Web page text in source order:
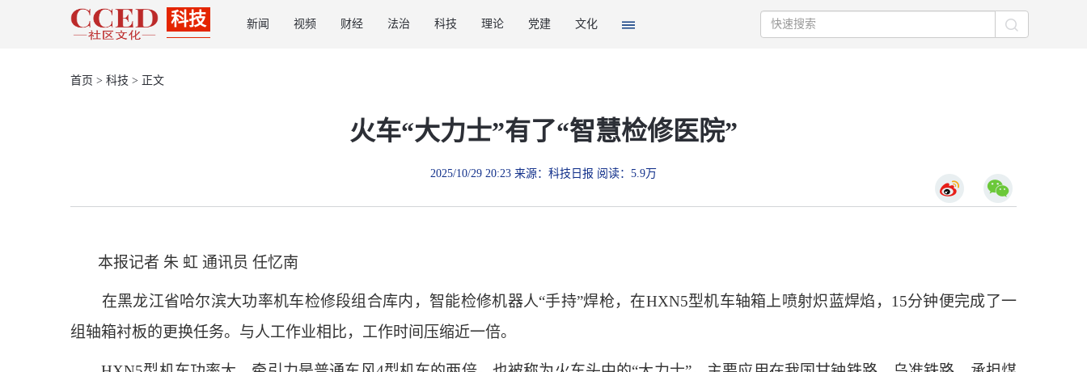
科技 新闻 视频 财经 法治 科技 理论 党建 文化
首页 > 科技 > 正文
火车“大力士”有了“智慧检修医院”
2025/10/29 20:23 来源：科技日报 阅读：5.9万
本报记者 朱 虹 通讯员 任忆南
在黑龙江省哈尔滨大功率机车检修段组合库内，智能检修机器人“手持”焊枪，在HXN5型机车轴箱上喷射炽蓝焊焰，15分钟便完成了一
组轴箱衬板的更换任务。与人工作业相比，工作时间压缩近一倍。